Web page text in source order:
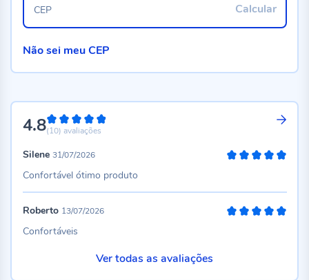
4.896%
(10) avaliações
Silene 31/07/2026
Confortável ótimo produto
Roberto 13/07/2026
Confortáveis
Ver todas as avaliações
Calcular
CEP
Não sei meu CEP